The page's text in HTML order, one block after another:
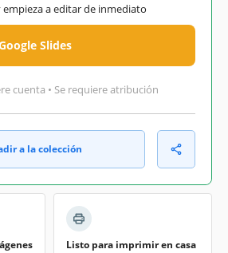
a editar de inmediato
Slides
cuenta • Se requiere atribución
a la colección
Listo para imprimir en casa